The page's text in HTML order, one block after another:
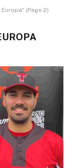
(Page 2)